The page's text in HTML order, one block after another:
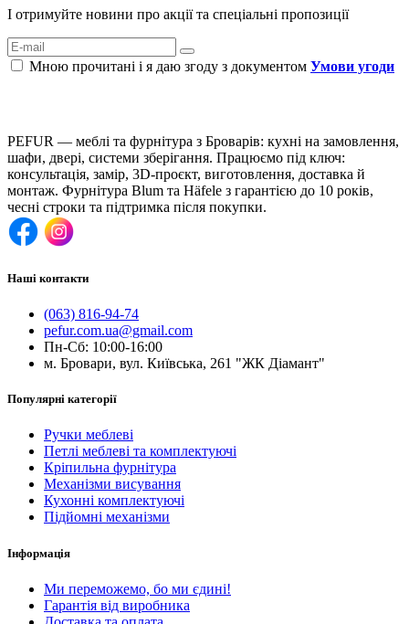
І отримуйте новини про акції та спеціальні пропозиції
Мною прочитані і я даю згоду з документом Умови угоди
PEFUR — меблі та фурнітура з Броварів: кухні на замовлення,
шафи, двері, системи зберігання. Працюємо під ключ:
консультація, замір, 3D-проєкт, виготовлення, доставка й
монтаж. Фурнітура Blum та Häfele з гарантією до 10 років,
чесні строки та підтримка після покупки.
Наші контакти
(063) 816-94-74
pefur.com.ua@gmail.com
Пн-Сб: 10:00-16:00
м. Бровари, вул. Київська, 261 "ЖК Діамант"
Популярні категорії
Ручки меблеві
Петлі меблеві та комплектуючі
Кріпильна фурнітура
Механізми висування
Кухонні комплектуючі
Підйомні механізми
Інформація
Ми переможемо, бо ми єдині!
Гарантія від виробника